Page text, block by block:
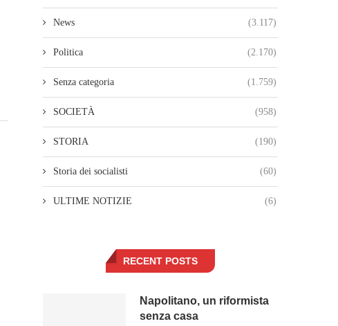
News (3.117)
Politica (2.170)
Senza categoria (1.759)
SOCIETÀ (958)
STORIA (190)
Storia dei socialisti (60)
ULTIME NOTIZIE (6)
RECENT POSTS
Napolitano, un riformista
senza casa